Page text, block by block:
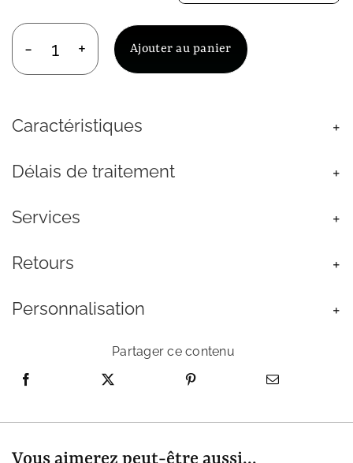
quantité
de
Acier
Petit
Ajouter au panier
Caractéristiques
Délais de traitement
Services
Retours
Personnalisation
Partager ce contenu